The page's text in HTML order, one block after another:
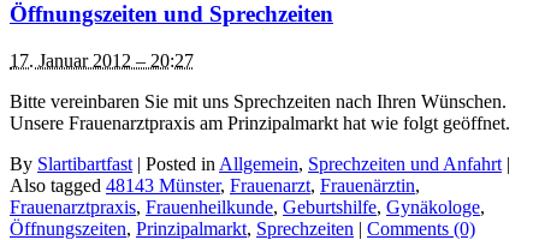
Öffnungszeiten und Sprechzeiten
17. Januar 2012 – 20:27
Bitte vereinbaren Sie mit uns Sprechzeiten nach Ihren Wünschen.
Unsere Frauenarztpraxis am Prinzipalmarkt hat wie folgt geöffnet.
By Slartibartfast | Posted in Allgemein, Sprechzeiten und Anfahrt |
Also tagged 48143 Münster, Frauenarzt, Frauenärztin,
Frauenarztpraxis, Frauenheilkunde, Geburtshilfe, Gynäkologe,
Öffnungszeiten, Prinzipalmarkt, Sprechzeiten | Comments (0)